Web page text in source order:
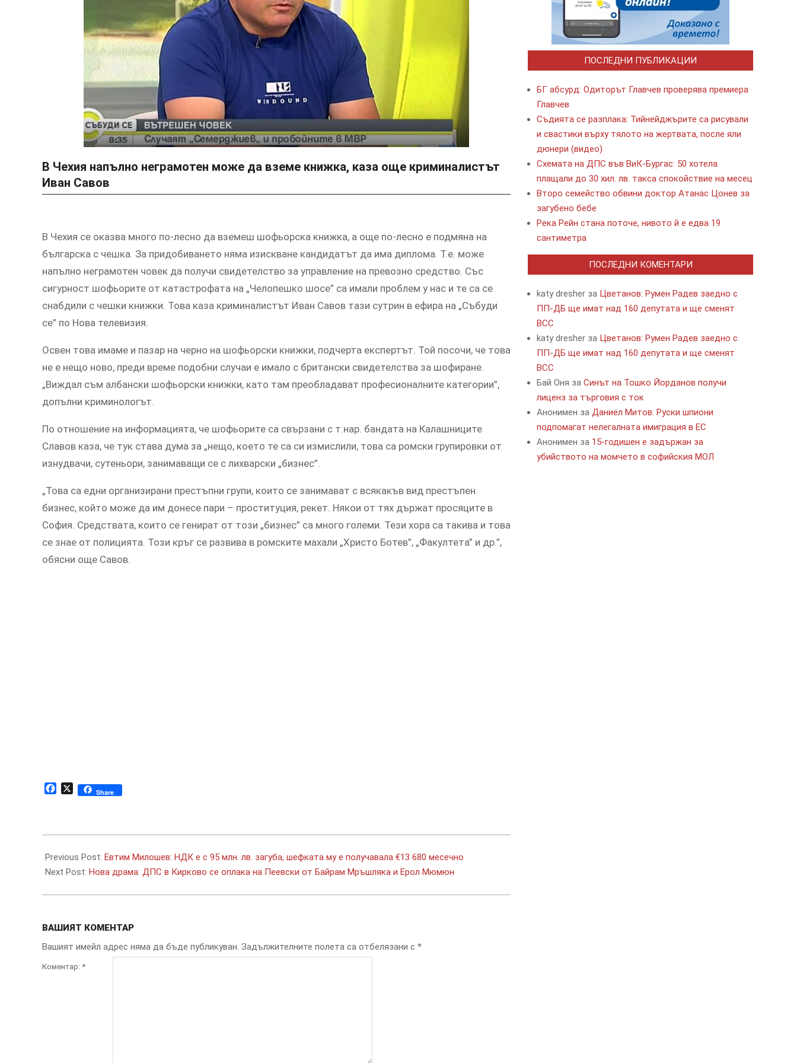
В Чехия напълно неграмотен може да вземе книжка, каза още криминалистът
Иван Савов
В Чехия се оказва много по-лесно да вземеш шофьорска книжка, а още по-лесно е подмяна на
българска с чешка. За придобиването няма изискване кандидатът да има диплома. Т.е. може
напълно неграмотен човек да получи свидетелство за управление на превозно средство. Със
сигурност шофьорите от катастрофата на „Челопешко шосе” са имали проблем у нас и те са се
снабдили с чешки книжки. Това каза криминалистът Иван Савов тази сутрин в ефира на „Събуди
се” по Нова телевизия.
Освен това имаме и пазар на черно на шофьорски книжки, подчерта експертът. Той посочи, че това
не е нещо ново, преди време подобни случаи е имало с британски свидетелства за шофиране.
„Виждал съм албански шофьорски книжки, като там преобладават професионалните категории”,
допълни криминологът.
По отношение на информацията, че шофьорите са свързани с т.нар. бандата на Калашниците
Славов каза, че тук става дума за „нещо, което те са си измислили, това са ромски групировки от
изнудвачи, сутеньори, занимаващи се с лихварски „бизнес”.
„Това са едни организирани престъпни групи, които се занимават с всякакъв вид престъпен
бизнес, който може да им донесе пари – проституция, рекет. Някои от тях държат просяците в
София. Средствата, които се генират от този „бизнес” са много големи. Тези хора са такива и това
се знае от полицията. Този кръг се развива в ромските махали „Христо Ботев”, „Факултета” и др.”,
обясни още Савов.
Facebook
X Share
06-
07
Previous Post: Евтим Милошев: НДК е с 95 млн. лв. загуба, шефката му е получавала €13 680 месечно
Next Post: Нова драма: ДПС в Кирково се оплака на Пеевски от Байрам Мръшляка и Ерол Мюмюн
ВАШИЯТ КОМЕНТАР
Вашият имейл адрес няма да бъде публикуван. Задължителните полета са отбелязани с *
Коментар: *
ПОСЛЕДНИ ПУБЛИКАЦИИ
БГ абсурд: Одиторът Главчев проверява премиера
Главчев
Съдията се разплака: Тийнейджърите са рисували
и свастики върху тялото на жертвата, после яли
дюнери (видео)
Схемата на ДПС във ВиК-Бургас: 50 хотела
плащали до 30 хил. лв. такса спокойствие на месец
Второ семейство обвини доктор Атанас Цонев за
загубено бебе
Река Рейн стана поточе, нивото й е едва 19
сантиметра
ПОСЛЕДНИ КОМЕНТАРИ
katy dresher за Цветанов: Румен Радев заедно с
ПП-ДБ ще имат над 160 депутата и ще сменят
ВСС
katy dresher за Цветанов: Румен Радев заедно с
ПП-ДБ ще имат над 160 депутата и ще сменят
ВСС
Бай Оня за Синът на Тошко Йорданов получи
лиценз за търговия с ток
Анонимен за Даниел Митов: Руски шпиони
подпомагат нелегалната имиграция в ЕС
Анонимен за 15-годишен е задържан за
убийството на момчето в софийския МОЛ